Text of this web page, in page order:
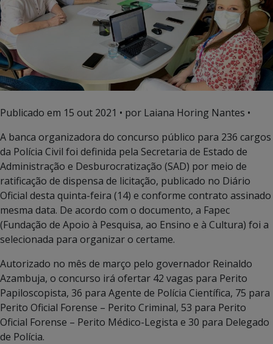
Publicado em 15 out 2021 • por Laiana Horing Nantes •
A banca organizadora do concurso público para 236 cargos
da Polícia Civil foi definida pela Secretaria de Estado de
Administração e Desburocratização (SAD) por meio de
ratificação de dispensa de licitação, publicado no Diário
Oficial desta quinta-feira (14) e conforme contrato assinado
mesma data. De acordo com o documento, a Fapec
(Fundação de Apoio à Pesquisa, ao Ensino e à Cultura) foi a
selecionada para organizar o certame.
Autorizado no mês de março pelo governador Reinaldo
Azambuja, o concurso irá ofertar 42 vagas para Perito
Papiloscopista, 36 para Agente de Polícia Científica, 75 para
Perito Oficial Forense – Perito Criminal, 53 para Perito
Oficial Forense – Perito Médico-Legista e 30 para Delegado
de Polícia.